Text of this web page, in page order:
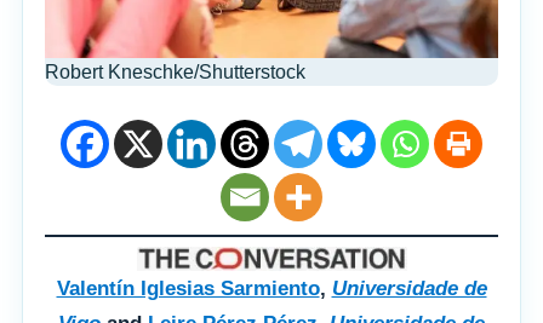
Robert Kneschke/Shutterstock
Valentín Iglesias Sarmiento, Universidade de